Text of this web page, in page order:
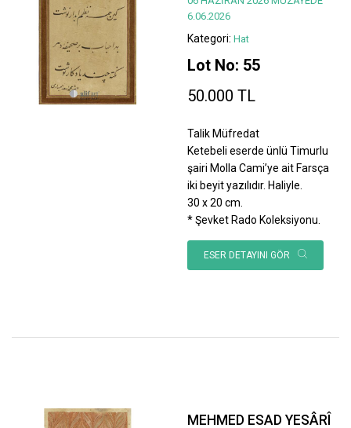
6.06.2026
Kategori: Hat
Lot No: 55
50.000 TL
Talik Müfredat
Ketebeli eserde ünlü Timurlu
şairi Molla Cami’ye ait Farsça
iki beyit yazılıdır. Haliyle.
30 x 20 cm.
* Şevket Rado Koleksiyonu.
ESER DETAYINI GÖR
MEHMED ESAD YESÂRÎ